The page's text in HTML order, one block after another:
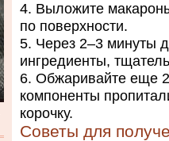
Выложите
по поверхности.
Через 2–3 минуты
ингредиенты,
Обжаривайте еще
компоненты
корочку.
Советы для